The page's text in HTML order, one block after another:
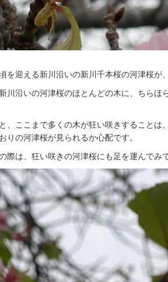
を迎える新川沿いの新川千本桜の河津桜が
川沿いの河津桜のほとんどの木に、ちらほ
、ここまで多くの木が狂い咲きすることは
りの河津桜が見られるか心配です。
際は、狂い咲きの河津桜にも足を運んでみ